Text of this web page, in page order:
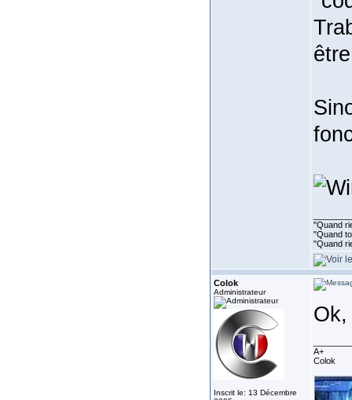
"Quand
"Quand
"Quand
Colok
Administrateur
Inscrit le: 13 Décembre
A+
Colok